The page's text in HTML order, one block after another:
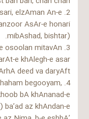
elzAman An-e
AsAr-e honari
mibAshad, bishtar).
osoolan mitavAn
e khAlegh-e asar
deed va daryAft.
begooyam,
bA khAnanad-e
az khAndan-e